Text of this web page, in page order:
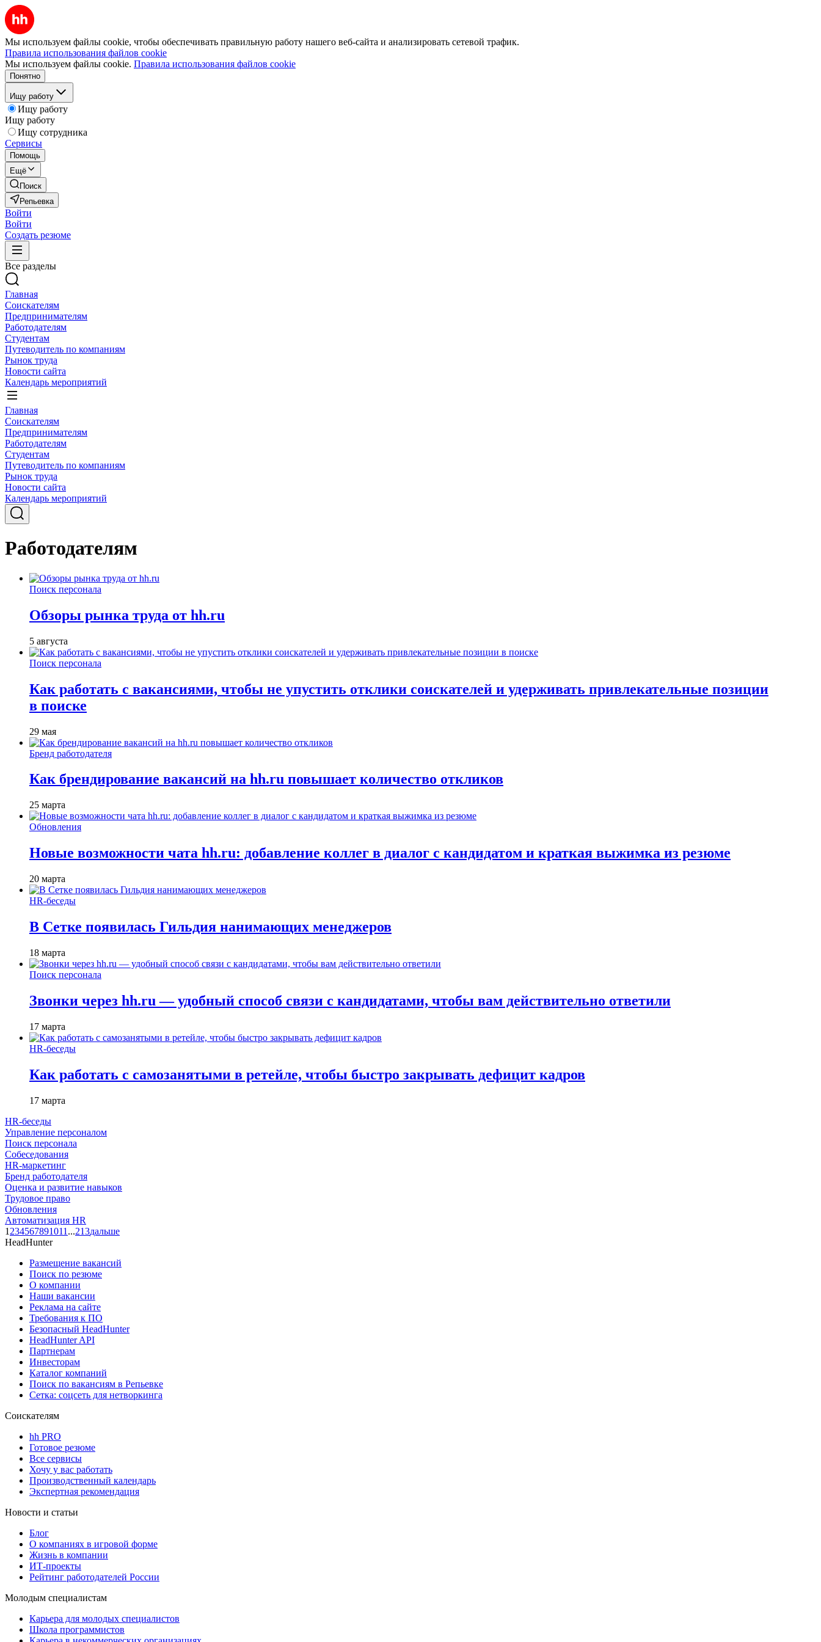
Мы используем файлы cookie, чтобы обеспечивать правильную работу нашего веб-сайта и анализировать сетевой трафик.
Правила использования файлов cookie
Мы используем файлы cookie. Правила использования файлов cookie
Понятно
Ищу работу
Ищу работу
Ищу работу
Ищу сотрудника
Сервисы
Помощь
Ещё
Поиск
Репьевка
Войти
Войти
Создать резюме
Все разделы
Главная
Соискателям
Предпринимателям
Работодателям
Студентам
Путеводитель по компаниям
Рынок труда
Новости сайта
Календарь мероприятий
Главная
Соискателям
Предпринимателям
Работодателям
Студентам
Путеводитель по компаниям
Рынок труда
Новости сайта
Календарь мероприятий
Работодателям
Поиск персонала
Обзоры рынка труда от hh.ru
5 августа
Поиск персонала
Как работать с вакансиями, чтобы не упустить отклики соискателей и удерживать привлекательные позиции
в поиске
29 мая
Бренд работодателя
Как брендирование вакансий на hh.ru повышает количество откликов
25 марта
Обновления
Новые возможности чата hh.ru: добавление коллег в диалог с кандидатом и краткая выжимка из резюме
20 марта
HR-беседы
В Сетке появилась Гильдия нанимающих менеджеров
18 марта
Поиск персонала
Звонки через hh.ru — удобный способ связи с кандидатами, чтобы вам действительно ответили
17 марта
HR-беседы
Как работать с самозанятыми в ретейле, чтобы быстро закрывать дефицит кадров
17 марта
HR-беседы
Управление персоналом
Поиск персонала
Собеседования
HR-маркетинг
Бренд работодателя
Оценка и развитие навыков
Трудовое право
Обновления
Автоматизация HR
1 234567891011 ...213дальше
HeadHunter
Размещение вакансий
Поиск по резюме
О компании
Наши вакансии
Реклама на сайте
Требования к ПО
Безопасный HeadHunter
HeadHunter API
Партнерам
Инвесторам
Каталог компаний
Поиск по вакансиям в Репьевке
Сетка: соцсеть для нетворкинга
Соискателям
hh PRO
Готовое резюме
Все сервисы
Хочу у вас работать
Производственный календарь
Экспертная рекомендация
Новости и статьи
Блог
О компаниях в игровой форме
Жизнь в компании
ИТ-проекты
Рейтинг работодателей России
Молодым специалистам
Карьера для молодых специалистов
Школа программистов